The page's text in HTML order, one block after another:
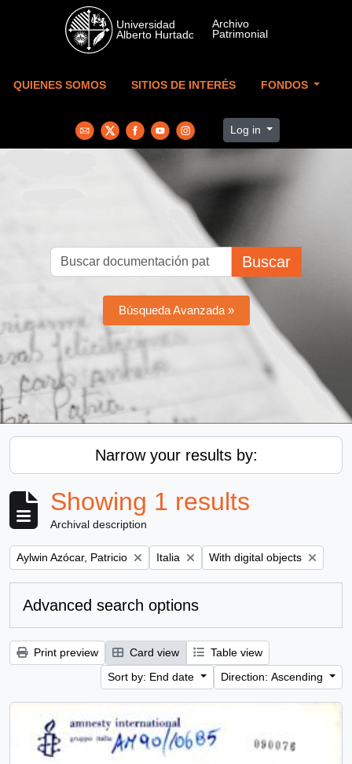
Skip to main content
QUIENES SOMOS SITIOS DE INTERÉS FONDOS
Log in
Buscar
Búsqueda Avanzada »
Narrow your results by:
Showing 1 results
Archival description
Remove filter:
Aylwin Azócar, Patricio Remove filter:
Italia Remove filter:
With digital objects
Advanced search options
Print preview Card view
Table view
Sort by: End date
Direction: Ascending